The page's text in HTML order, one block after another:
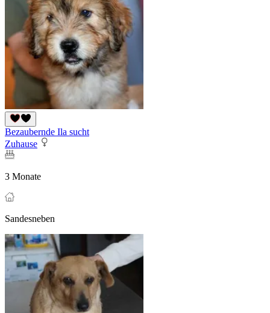
Bezaubernde Ila sucht
Zuhause
3 Monate
Sandesneben